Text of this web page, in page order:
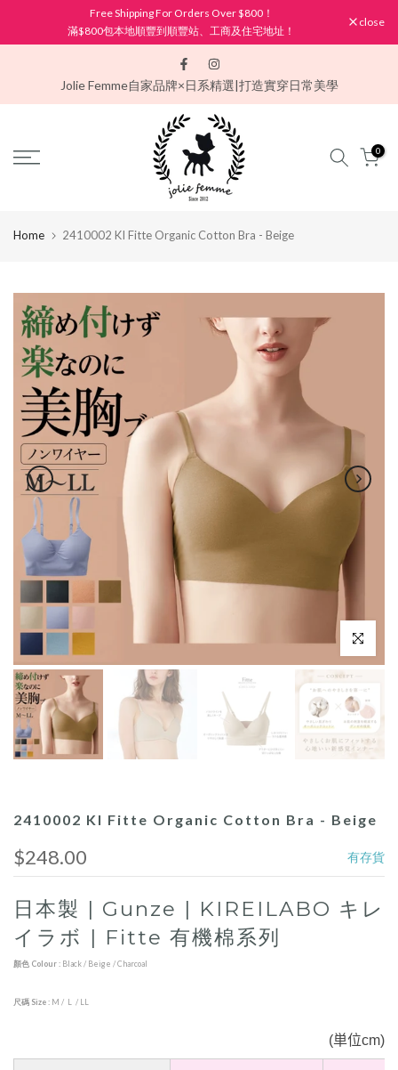
Free Shipping For Orders Over $800！
滿$800包本地順豐到順豐站、工商及住宅地址！
close
Jolie Femme自家品牌×日系精選|打造實穿日常美學
0
Home 2410002 KI Fitte Organic Cotton Bra - Beige
Click to
2410002 KI Fitte Organic Cotton Bra - Beige
$248.00 有存貨
日本製 | Gunze | KIREILABO キレ
イラボ | Fitte 有機棉系列
顏色 Colour : Black / Beige / Charcoal
尺碼 Size : M / L / LL
(単位cm)